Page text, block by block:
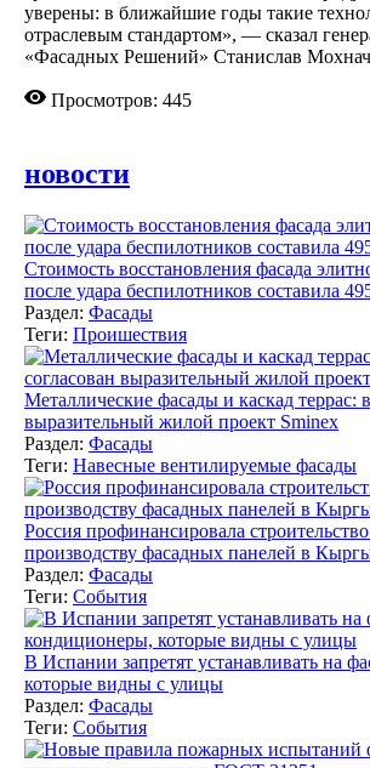
уверены: в ближайшие годы такие
отраслевым стандартом», — сказал
«Фасадных Решений» Станислав
Просмотров: 445
новости
Стоимость восстановления фасада
после удара беспилотников составила
Раздел: Фасады
Теги: Проишествия
Металлические фасады и каскад террас:
выразительный жилой проект Sminex
Раздел: Фасады
Теги: Навесные вентилируемые фасады
Россия профинансировала
производству фасадных панелей в
Раздел: Фасады
Теги: События
В Испании запретят устанавливать на
которые видны с улицы
Раздел: Фасады
Теги: События